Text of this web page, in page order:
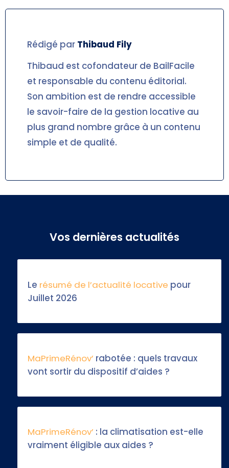
Rédigé par Thibaud Fily
Thibaud est cofondateur de BailFacile
et responsable du contenu éditorial.
Son ambition est de rendre accessible
le savoir-faire de la gestion locative au
plus grand nombre grâce à un contenu
simple et de qualité.
Vos dernières actualités
Le résumé de l’actualité locative pour
Juillet 2026
MaPrimeRénov’ rabotée : quels travaux
vont sortir du dispositif d’aides ?
MaPrimeRénov’ : la climatisation est-elle
vraiment éligible aux aides ?